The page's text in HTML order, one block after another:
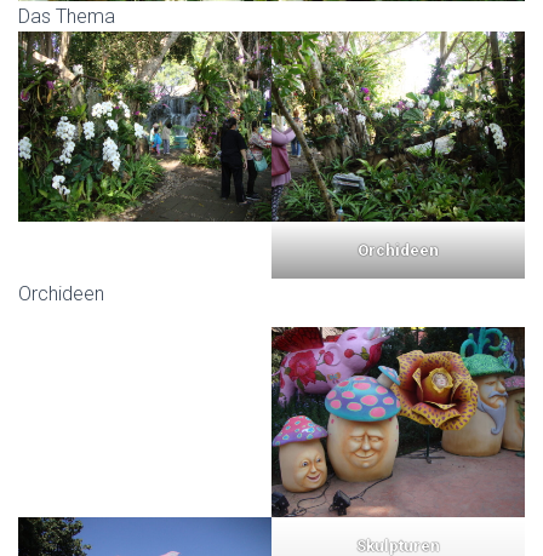
Das Thema
Orchideen
Orchideen
Skulpturen